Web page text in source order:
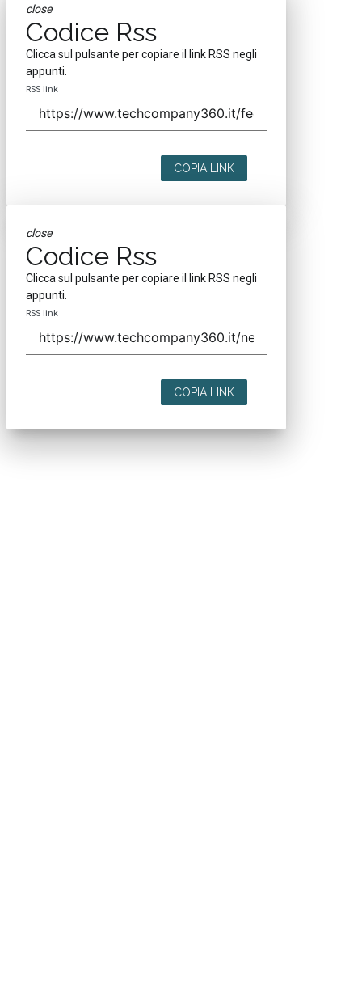
close
Codice Rss
Clicca sul pulsante per copiare il link RSS negli
appunti.
RSS link
COPIA LINK
close
Codice Rss
Clicca sul pulsante per copiare il link RSS negli
appunti.
RSS link
COPIA LINK